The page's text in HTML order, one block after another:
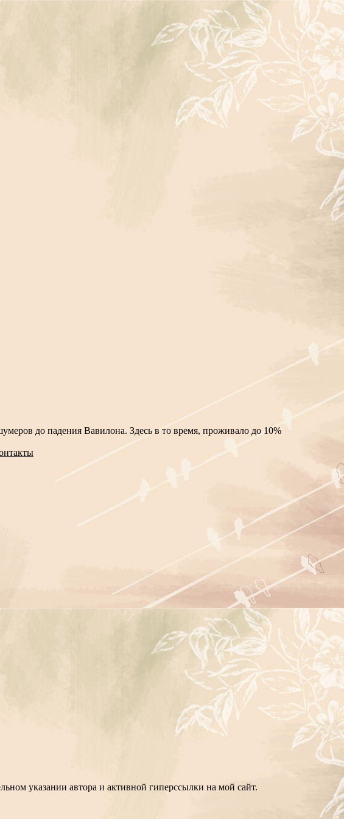
до падения Вавилона. Здесь в то время, проживало до 10%
указании автора и активной гиперссылки на мой сайт.